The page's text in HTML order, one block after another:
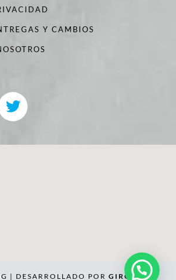
Y CAMBIOS
| DESARROLLADO POR GIROLABS